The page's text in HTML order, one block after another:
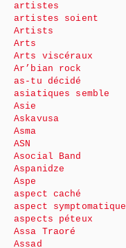
artistes
artistes soient
Artists
Arts
Arts viscéraux
Ar’bian rock
as-tu décidé
asiatiques semble
Asie
Askavusa
Asma
ASN
Asocial Band
Aspanidze
Aspe
aspect caché
aspect symptomatique
aspects péteux
Assa Traoré
Assad